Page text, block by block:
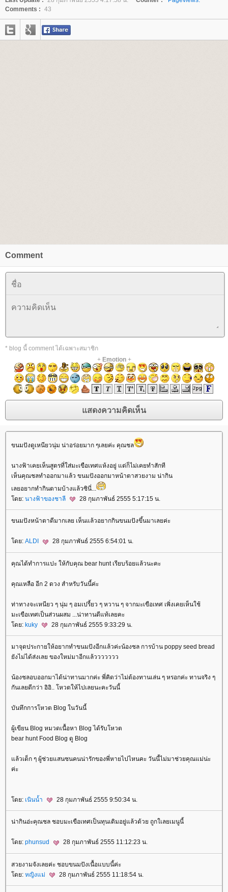
Comments : 43
Comment
* blog นี้ comment ได้เฉพาะสมาชิก
+ Emotion+
ขนมปังดูเหนียวนุ่ม น่าอร่อยมาก ๆเลยค่ะ คุณชล
นางฟ้าเคยเห็นสูตรที่ใส่มะเขือเทศแห้งอยู่ แต่ก็ไม่เคยทำสักที
เห็นคุณชลทำออกมาแล้ว ขนมปังออกมาหน้าตาสวยงาม น่ากิน
เลยอยากทำกินตามบ้างแล้วซินี่...
ดย: นางฟ้าของชาลี 28 กุมภาพันธ์ 2555 5:17:15 น.
ขนมปังหน้าตาดีมากเลย เห็นแล้วอยากกินขนมปังขึ้นมาเลยค่ะ
ดย: ALDI 28 กุมภาพันธ์ 2555 6:54:01 น.
คุณได้ทำการแปะ ให้กับคุณ bear hunt เรียบร้อยแล้วนะคะ
คุณเหลือ อีก 2 ดวง สำหรับวันนี้ค่ะ
ท่าทางจะเหนียว ๆ นุ่ม ๆ อมเปรี้ยว ๆ หวาน ๆ จากมะเขือเทศ เพิ่งเคยเห็นใช้
มะเขือเทศเป็นส่วนผสม ...น่าทานดีแท้เลยคะ
ดย: kuky 28 กุมภาพันธ์ 2555 9:33:29 น.
มาจุดประกายให้อยากทำขนมปังอีกแล้วค่ะน้องชล การบ้าน poppy seed bread
ังไม่ได้ส่งเลย ของใหม่มาอีกแล้ววววววว
น้องชลอบออกมาได้น่าทานมากค่ะ พี่คิดว่าไม่ต้องทานเล่น ๆ หรอกค่ะ ทานจริง ๆ
กันเลยดีกว่า อิอิ.. โหวตให้ไปเลยนะคะวันนี้
บันทึกการโหวต Blog ในวันนี้
ผู้เขียน Blog หมวดเนื้อหา Blog ได้รับโหวต
bear hunt Food Blog ดู Blog
ล้วเด็ก ๆ ผู้ช่วยแสนซนคนน่ารักของพี่หายไปไหนคะ วันนี้ไม่มาช่วยคุณแม่น่ะ
ค่ะ
ดย: เนินน้ำ 28 กุมภาพันธ์ 2555 9:50:34 น.
น่ากินอ่ะคุณชล ชอบมะเขือเทศเป็นทุนเดิมอยู่แล้วด้วย ถูกใเลยเมนูนี้
ดย: phunsud 28 กุมภาพันธ์ 2555 11:12:23 น.
สวยงามจังเลยค่ะ ชอบขนมปังเนื้อแบบนี้ค่ะ
ดย: หญิงแม่ 28 กุมภาพันธ์ 2555 11:18:54 น.